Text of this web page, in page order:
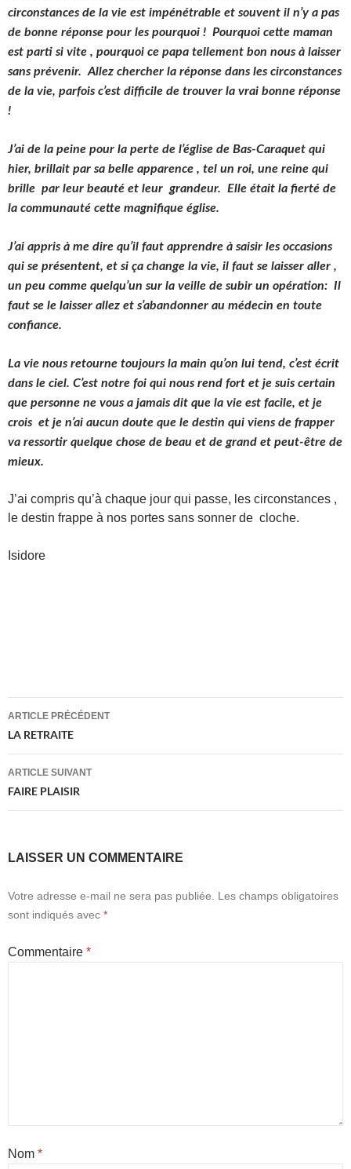
circonstances de la vie est impénétrable et souvent il n’y a pas
de bonne réponse pour les pourquoi ! Pourquoi cette maman
est parti si vite , pourquoi ce papa tellement bon nous à laisser
sans prévenir. Allez chercher la réponse dans les circonstances
de la vie, parfois c’est difficile de trouver la vrai bonne réponse
!
J’ai de la peine pour la perte de l’église de Bas-Caraquet qui
hier, brillait par sa belle apparence , tel un roi, une reine qui
brille par leur beauté et leur grandeur. Elle était la fierté de
la communauté cette magnifique église.
J’ai appris à me dire qu’il faut apprendre à saisir les occasions
qui se présentent, et si ça change la vie, il faut se laisser aller ,
un peu comme quelqu’un sur la veille de subir un opération: Il
faut se le laisser allez et s’abandonner au médecin en toute
confiance.
La vie nous retourne toujours la main qu’on lui tend, c’est écrit
dans le ciel. C’est notre foi qui nous rend fort et je suis certain
que personne ne vous a jamais dit que la vie est facile, et je
crois et je n’ai aucun doute que le destin qui viens de frapper
va ressortir quelque chose de beau et de grand et peut-être de
mieux.
J’ai compris qu’à chaque jour qui passe, les circonstances ,
le destin frappe à nos portes sans sonner de cloche.
Isidore
Navigation
des
articles
ARTICLE PRÉCÉDENT
LA RETRAITE
ARTICLE SUIVANT
FAIRE PLAISIR
LAISSER UN COMMENTAIRE
Votre adresse e-mail ne sera pas publiée.
Les champs obligatoires
sont indiqués avec *
Commentaire *
Nom *